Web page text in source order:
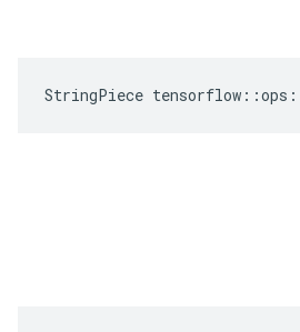
StringPiece